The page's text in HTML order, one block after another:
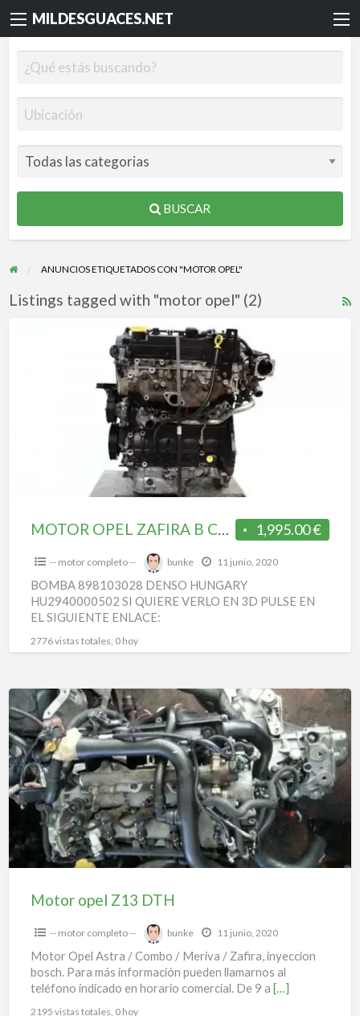
MILDESGUACES.NET
BUSCAR
ANUNCIOS ETIQUETADOS CON "MOTOR OPEL"
Listings tagged with "motor opel" (2)
1,995.00 €
MOTOR OPEL ZAFIRA B COSMO A17DTR
-- motor completo -- bunke 11 junio, 2020
BOMBA 898103028 DENSO HUNGARY
HU2940000502 SI QUIERE VERLO EN 3D PULSE EN
EL SIGUIENTE ENLACE:
2776 vistas totales, 0 hoy
Motor
opel
Z13
DTH
Motor opel Z13 DTH
-- motor completo -- bunke 11 junio, 2020
Motor Opel Astra / Combo / Meriva / Zafira, inyeccion
bosch. Para más información pueden llamarnos al
teléfono indicado en horario comercial. De 9 a […]
2195 vistas totales, 0 hoy